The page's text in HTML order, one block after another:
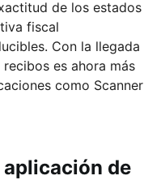
de los estados
fiscal
Con la llegada
es ahora más
como Scanner
aplicación de